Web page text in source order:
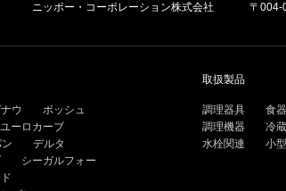
ニッポー・コーポレーション株式会社 〒004-
ウ
ボッシュ
ユーロカーブ
デルタ
シーガルフォー
取扱製品
調理器具 食
調理機器
冷
水栓関連
小